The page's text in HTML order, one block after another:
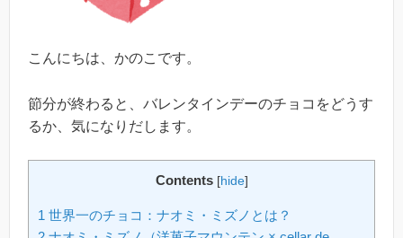
こんにちは、かのこです。
節分が終わると、バレンタインデーのチョコをどうす
るか、気になりだします。
Contents [hide]
1 世界一のチョコ：ナオミ・ミズノとは？